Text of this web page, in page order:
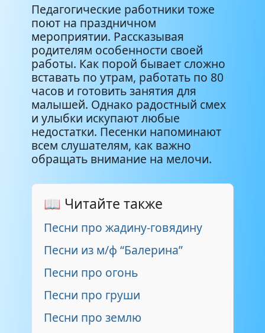
Педагогические работники тоже
поют на праздничном
мероприятии. Рассказывая
родителям особенности своей
работы. Как порой бывает сложно
вставать по утрам, работать по 80
часов и готовить занятия для
малышей. Однако радостный смех
и улыбки искупают любые
недостатки. Песенки напоминают
всем слушателям, как важно
обращать внимание на мелочи.
📖 Читайте также
Песни про жадину-говядину
Песни из м/ф “Балерина”
Песни про огонь
Песни про груши
Песни про землю